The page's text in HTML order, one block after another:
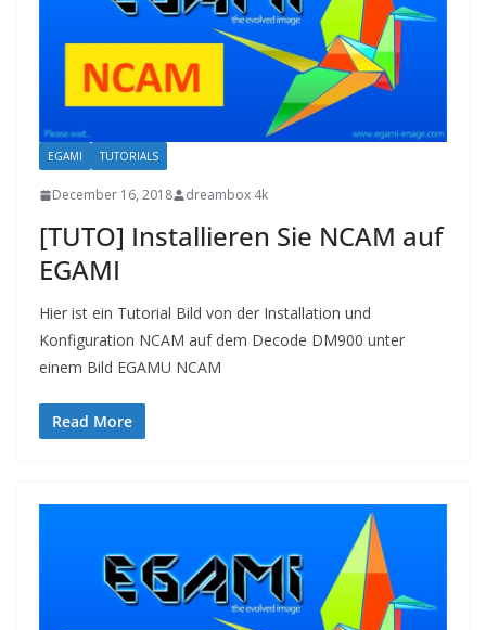
EGAMI TUTORIALS
December 16, 2018 dreambox 4k
[TUTO] Installieren Sie NCAM auf
EGAMI
Hier ist ein Tutorial Bild von der Installation und
Konfiguration NCAM auf dem Decode DM900 unter
einem Bild EGAMU NCAM
Read More